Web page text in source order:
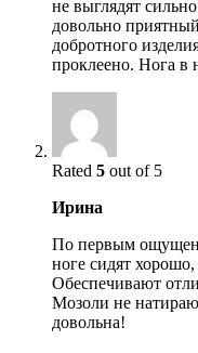
не выглядят
довольно
добротного
проклеено. Нога в
Rated 5 out of 5
Ирина
По первым
ноге сидят
Обеспечивают
Мозоли не
довольна!